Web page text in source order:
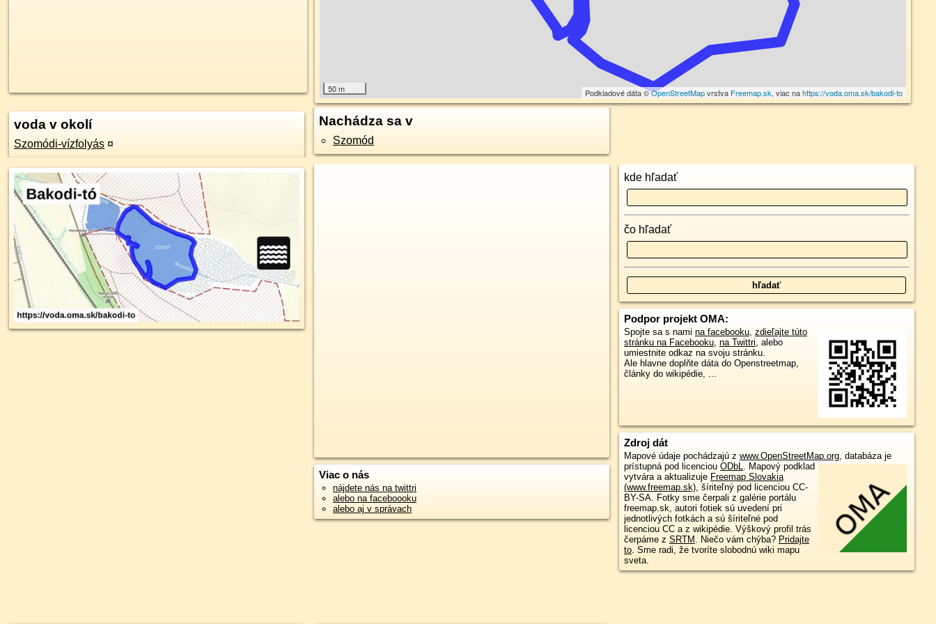
50 m Podkladové dáta ©OpenStreetMapvrstva Freemap.sk, viac nahttps://voda.oma.sk/bakodi-to
voda v okolí
Szomódi-vízfolyás ¤
Nachádza sa v
Szomód
Viac o nás
nájdete nás na twittri
alebo na faceboooku
alebo aj v správach
kde hľadať
čo hľadať
Podpor projekt OMA:
Spojte sa s nami na facebooku, zdieľajte túto
stránku na Facebooku, na Twittri, alebo
umiestnite odkaz na svoju stránku.
Ale hlavne doplňte dáta do Openstreetmap,
články do wikipédie, ...
Zdroj dát
Mapové údaje pochádzajú z www.OpenStreetMap.org, databáza je
prístupná pod licenciou ODbL. Mapový podklad
vytvára a aktualizuje Freemap Slovakia
(www.freemap.sk), šíriteľný pod licenciou CC-
BY-SA. Fotky sme čerpali z galérie portálu
freemap.sk, autori fotiek sú uvedení pri
jednotlivých fotkách a sú šíriteľné pod
licenciou CC a z wikipédie. Výškový profil trás
čerpáme z SRTM . Niečo vám chýba? Pridajte
to. Sme radi, že tvoríte slobodnú wiki mapu
sveta.